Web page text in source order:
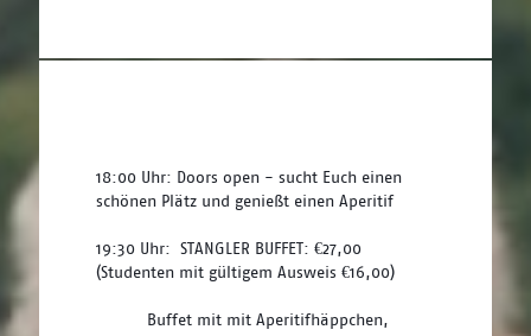
18:00 Uhr: Doors open - sucht Euch einen
schönen Plätz und genießt einen Aperitif
19:30 Uhr:  STANGLER BUFFET: €27,00
(Studenten mit gültigem Ausweis €16,00)
Buffet mit mit Aperitifhäppchen,